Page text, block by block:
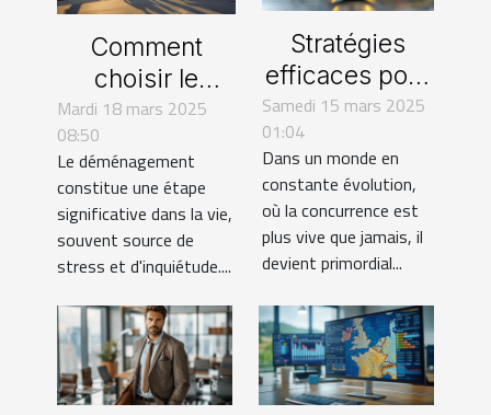
Comment
choisir le
meilleur
service de
déménagement
dans votre
région
Mardi 18 mars 2025
08:50
Le déménagement
constitue une étape
significative dans la vie,
souvent source de
stress et d'inquiétude....
Stratégies
efficaces pour
augmenter la
visibilité des
petites
entreprises
Samedi 15 mars 2025
01:04
Dans un monde en
constante évolution,
où la concurrence est
plus vive que jamais, il
devient primordial...